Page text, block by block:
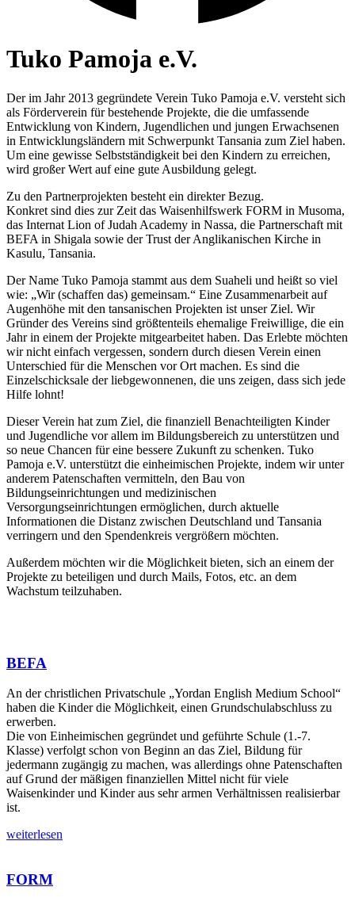
Tuko Pamoja e.V.
Der im Jahr 2013 gegründete Verein Tuko Pamoja e.V. versteht sich
als Förderverein für bestehende Projekte, die die umfassende
Entwicklung von Kindern, Jugendlichen und jungen Erwachsenen
in Entwicklungsländern mit Schwerpunkt Tansania zum Ziel haben.
Um eine gewisse Selbstständigkeit bei den Kindern zu erreichen,
wird großer Wert auf eine gute Ausbildung gelegt.
Zu den Partnerprojekten besteht ein direkter Bezug.
Konkret sind dies zur Zeit das Waisenhilfswerk FORM in Musoma,
das Internat Lion of Judah Academy in Nassa, die Partnerschaft mit
BEFA in Shigala sowie der Trust der Anglikanischen Kirche in
Kasulu, Tansania.
Der Name Tuko Pamoja stammt aus dem Suaheli und heißt so viel
wie: „Wir (schaffen das) gemeinsam.“ Eine Zusammenarbeit auf
Augenhöhe mit den tansanischen Projekten ist unser Ziel. Wir
Gründer des Vereins sind größtenteils ehemalige Freiwillige, die ein
Jahr in einem der Projekte mitgearbeitet haben. Das Erlebte möchten
wir nicht einfach vergessen, sondern durch diesen Verein einen
Unterschied für die Menschen vor Ort machen. Es sind die
Einzelschicksale der liebgewonnenen, die uns zeigen, dass sich jede
Hilfe lohnt!
Dieser Verein hat zum Ziel, die finanziell Benachteiligten Kinder
und Jugendliche vor allem im Bildungsbereich zu unterstützen und
so neue Chancen für eine bessere Zukunft zu schenken. Tuko
Pamoja e.V. unterstützt die einheimischen Projekte, indem wir unter
anderem Patenschaften vermitteln, den Bau von
Bildungseinrichtungen und medizinischen
Versorgungseinrichtungen ermöglichen, durch aktuelle
Informationen die Distanz zwischen Deutschland und Tansania
verringern und den Spendenkreis vergrößern möchten.
Außerdem möchten wir die Möglichkeit bieten, sich an einem der
Projekte zu beteiligen und durch Mails, Fotos, etc. an dem
Wachstum teilzuhaben.
BEFA
An der christlichen Privatschule „Yordan English Medium School“
haben die Kinder die Möglichkeit, einen Grundschulabschluss zu
erwerben.
Die von Einheimischen gegründet und geführte Schule (1.-7.
Klasse) verfolgt schon von Beginn an das Ziel, Bildung für
jedermann zugängig zu machen, was allerdings ohne Patenschaften
auf Grund der mäßigen finanziellen Mittel nicht für viele
Waisenkinder und Kinder aus sehr armen Verhältnissen realisierbar
ist.
weiterlesen
FORM